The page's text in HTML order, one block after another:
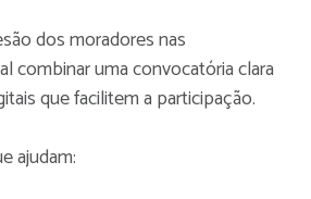
dos moradores nas
combinar uma convocatória clara
que facilitem a participação.
ajudam: